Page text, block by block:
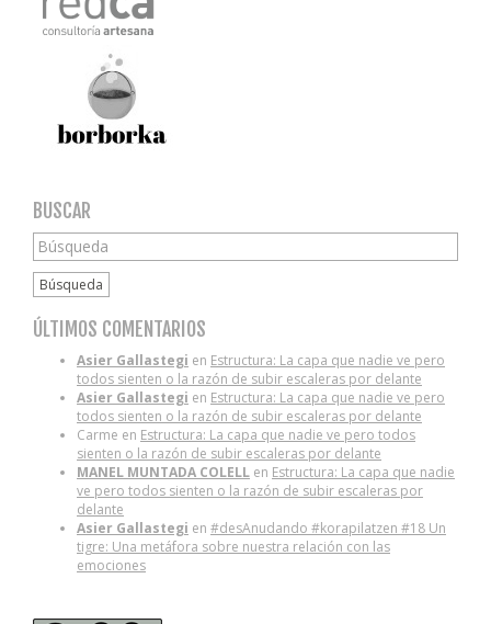
BUSCAR
Búsqueda
ÚLTIMOS COMENTARIOS
Asier Gallastegi en Estructura: La capa que nadie ve pero
todos sienten o la razón de subir escaleras por delante
Asier Gallastegi en Estructura: La capa que nadie ve pero
todos sienten o la razón de subir escaleras por delante
Carme en Estructura: La capa que nadie ve pero todos
sienten o la razón de subir escaleras por delante
MANEL MUNTADA COLELL en Estructura: La capa que nadie
ve pero todos sienten o la razón de subir escaleras por
delante
Asier Gallastegi en #desAnudando #korapilatzen #18 Un
tigre: Una metáfora sobre nuestra relación con las
emociones